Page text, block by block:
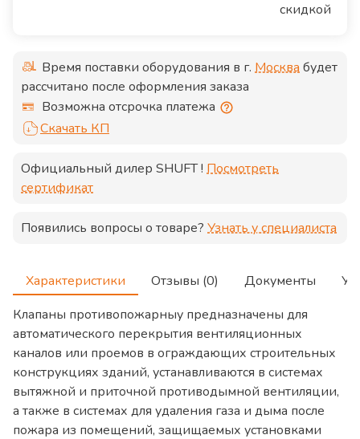
скидкой
Время поставки оборудования в г. Москвабудет
рассчитано после оформления заказа
Возможна отсрочка платежа
Скачать КП
Официальный дилер SHUFT! Посмотреть
сертификат
Появились вопросы о товаре? Узнать у специалиста
Характеристики Отзывы (0) Документы
Клапаны противопожарныу предназначены для
автоматического перекрытия вентиляционных
каналов или проемов в ограждающих строительных
конструкциях зданий, устанавливаются в системах
вытяжной и приточной противодымной вентиляции,
а также в системах для удаления газа и дыма после
пожара из помещений, защищаемых установками